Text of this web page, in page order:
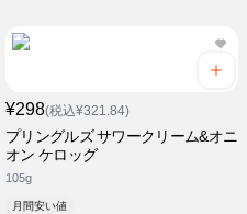
¥298(税込¥321.84)
プリングルズ サワークリーム&オニ
オン ケロッグ
105g
月間安い値